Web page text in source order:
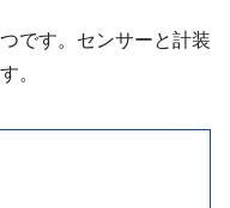
です。センサーと計装
。